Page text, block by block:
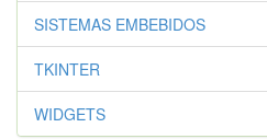
SISTEMAS EMBEBIDOS
TKINTER
WIDGETS